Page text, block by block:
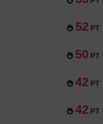
52 PT
50 PT
42 PT
42 PT